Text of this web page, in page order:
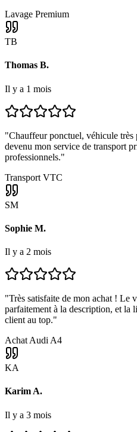
Lavage Premium
TB
Thomas B.
Il y a 1 mois
"Chauffeur ponctuel, véhicule très
devenu mon service de transport
professionnels."
Transport VTC
SM
Sophie M.
Il y a 2 mois
"Très satisfaite de mon achat ! Le
parfaitement à la description, et la
client au top."
Achat Audi A4
KA
Karim A.
Il y a 3 mois